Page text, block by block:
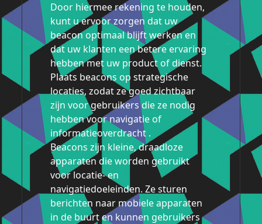
Door hiermee rekening te houden,
kunt u ervoor zorgen dat uw
beacon optimaal blijft werken en
dat uw klanten een betere ervaring
hebben met uw product of dienst.
Plaats beacons op strategische
locaties, zodat ze goed zichtbaar
zijn voor gebruikers die ze nodig
hebben voor navigatie of
informatieoverdracht .
Beacons zijn kleine, draadloze
apparaten die worden gebruikt
voor locatie- en
navigatiedoeleinden. Ze sturen
berichten naar mobiele apparaten
in de buurt en kunnen gebruikers